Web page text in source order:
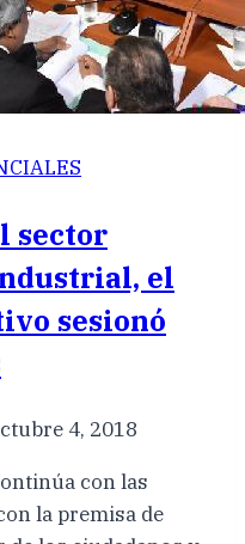
sector
el
sesionó
4, 2018
con las
la premisa de